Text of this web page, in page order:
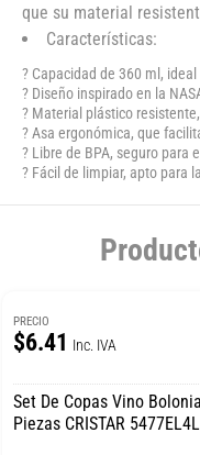
que su material
Características:
? Capacidad de 360 ml,
? Diseño inspirado en la
? Material plástico
? Asa ergonómica, que
? Libre de BPA, seguro para
? Fácil de limpiar, apto para
PRECIO
$6.41 Inc. IVA
Set De Copas Vino
Piezas CRISTAR